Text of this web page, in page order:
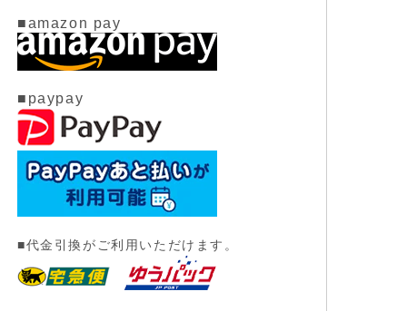
■amazon pay
■paypay
■代金引換がご利用いただけます。